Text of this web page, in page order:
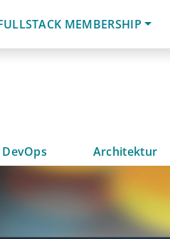
MEMBERSHIP
DevOps Architektur